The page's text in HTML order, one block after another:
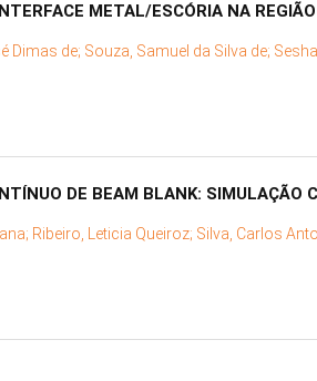
METAL/ESCÓRIA NA
Dimas de; Souza, Samuel da Silva de;
DE BEAM BLANK: SIMULAÇÃO
Ribeiro, Leticia Queiroz; Silva, Carlos